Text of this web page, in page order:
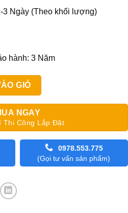
Ngày (Theo khối lượng)
hành: 3 Năm
PETRA số lượng
GIỎ
NGAY
Thi Công Lắp Đặt
0978.553.775
(Gọi tư vấn sản phẩm)